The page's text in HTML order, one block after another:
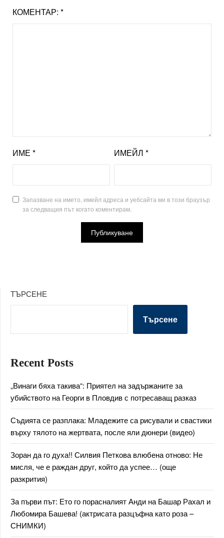
КОМЕНТАР: *
ИМЕ * ИМЕЙЛ *
Запазване на името, имейл адреса и уебсайта ми в този браузър
за следващия път когато коментирам.
ТЪРСЕНЕ
Търсене
Recent Posts
„Винаги бяха такива“: Приятел на задържаните за
убийството на Георги в Пловдив с потресаващ разказ
Съдията се разплака: Младежите са рисували и свастики
върху тялото на жертвата, после яли дюнери (видео)
Зоран да го духа!! Силвия Петкова влюбена отново: Не
мисля, че е раждан друг, който да успее… (още
разкрития)
За първи път: Ето го порасналият Анди на Башар Рахал и
Любомира Башева! (актрисата разцъфна като роза –
СНИМКИ)